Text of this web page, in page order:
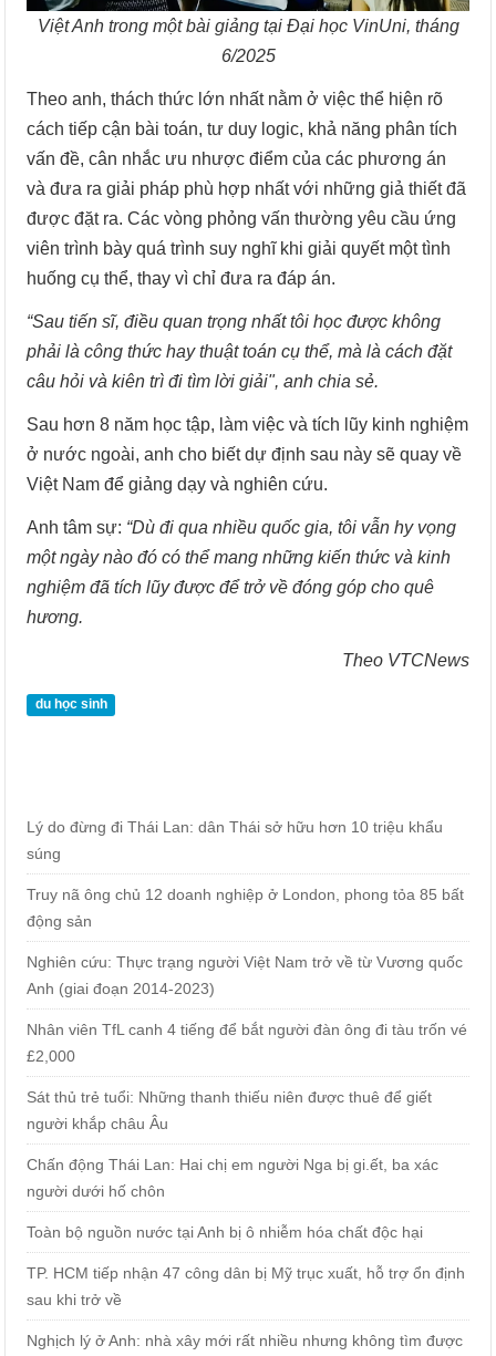
Việt Anh trong một bài giảng tại Đại học VinUni, tháng
6/2025
Theo anh, thách thức lớn nhất nằm ở việc thể hiện rõ
cách tiếp cận bài toán, tư duy logic, khả năng phân tích
vấn đề, cân nhắc ưu nhược điểm của các phương án
và đưa ra giải pháp phù hợp nhất với những giả thiết đã
được đặt ra. Các vòng phỏng vấn thường yêu cầu ứng
viên trình bày quá trình suy nghĩ khi giải quyết một tình
huống cụ thể, thay vì chỉ đưa ra đáp án.
“Sau tiến sĩ, điều quan trọng nhất tôi học được không
phải là công thức hay thuật toán cụ thể, mà là cách đặt
câu hỏi và kiên trì đi tìm lời giải", anh chia sẻ.
Sau hơn 8 năm học tập, làm việc và tích lũy kinh nghiệm
ở nước ngoài, anh cho biết dự định sau này sẽ quay về
Việt Nam để giảng dạy và nghiên cứu.
Anh tâm sự: “Dù đi qua nhiều quốc gia, tôi vẫn hy vọng
một ngày nào đó có thể mang những kiến thức và kinh
nghiệm đã tích lũy được để trở về đóng góp cho quê
hương.
Theo VTCNews
du học sinh
Lý do đừng đi Thái Lan: dân Thái sở hữu hơn 10 triệu khẩu
súng
Truy nã ông chủ 12 doanh nghiệp ở London, phong tỏa 85 bất
động sản
Nghiên cứu: Thực trạng người Việt Nam trở về từ Vương quốc
Anh (giai đoạn 2014-2023)
Nhân viên TfL canh 4 tiếng để bắt người đàn ông đi tàu trốn vé
£2,000
Sát thủ trẻ tuổi: Những thanh thiếu niên được thuê để giết
người khắp châu Âu
Chấn động Thái Lan: Hai chị em người Nga bị gi.ết, ba xác
người dưới hố chôn
Toàn bộ nguồn nước tại Anh bị ô nhiễm hóa chất độc hại
TP. HCM tiếp nhận 47 công dân bị Mỹ trục xuất, hỗ trợ ổn định
sau khi trở về
Nghịch lý ở Anh: nhà xây mới rất nhiều nhưng không tìm được